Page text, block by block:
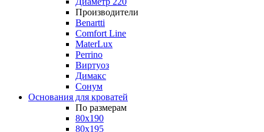
Производители
Benartti
Comfort Line
MaterLux
Perrino
Виртуоз
Димакс
Сонум
Основания для кроватей
По размерам
80x190
80x195